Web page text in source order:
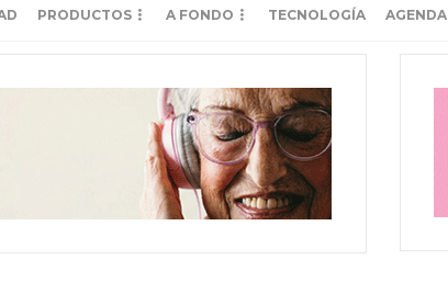
PRODUCTOS A FONDO TECNOLOGÍA AGENDA